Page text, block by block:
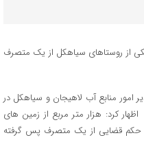
از روستاهای سیاهکل از یک متصرف
امور منابع آب لاهیجان و سیاهکل در
کرد: هزار متر مربع از زمین های
حکم قضایی از یک متصرف پس گرفته